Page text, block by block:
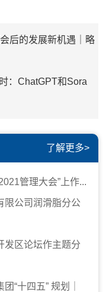
后的发展新机遇｜略
：ChatGPT和Sora
了解更多>
管理大会”上作...
限公司润滑脂分公
发区论坛作主题分
“十四五” 规划｜